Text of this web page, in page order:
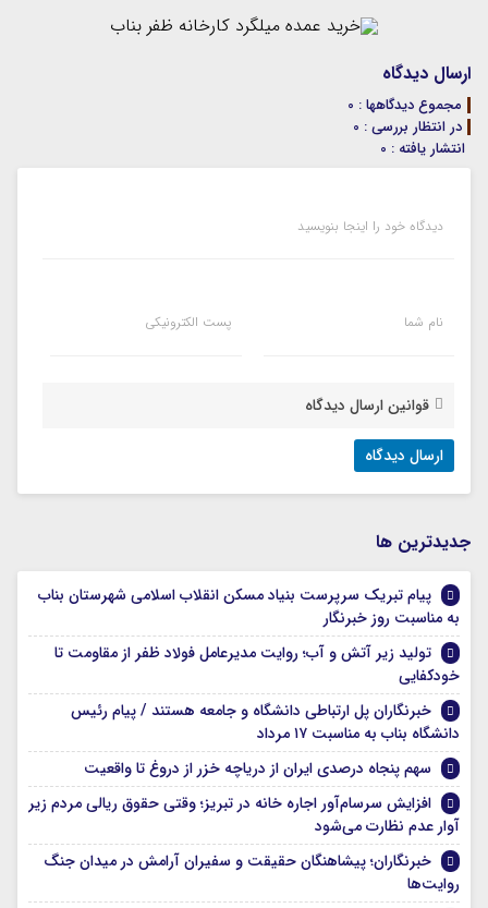
ارسال دیدگاه
مجموع دیدگاهها : 0
در انتظار بررسی : 0
انتشار یافته : 0
دیدگاه خود را اینجا بنویسید
نام شما پست الکترونیکی
قوانین ارسال دیدگاه
جديدترين ها
پیام تبریک سرپرست بنیاد مسکن انقلاب اسلامی شهرستان بناب
به مناسبت روز خبرنگار
تولید زیر آتش و آب؛ روایت مدیرعامل فولاد ظفر از مقاومت تا
خودکفایی
خبرنگاران پل ارتباطی دانشگاه و جامعه هستند / پیام رئیس
دانشگاه بناب به مناسبت ۱۷ مرداد
سهم پنجاه درصدی ایران از دریاچه خزر از دروغ تا واقعیت
افزایش سرسام‌آور اجاره خانه در تبریز؛ وقتی حقوق ریالی مردم زیر
آوار عدم نظارت می‌شود
خبرنگاران؛ پیشاهنگان حقیقت و سفیران آرامش در میدان جنگ
روایت‌ها